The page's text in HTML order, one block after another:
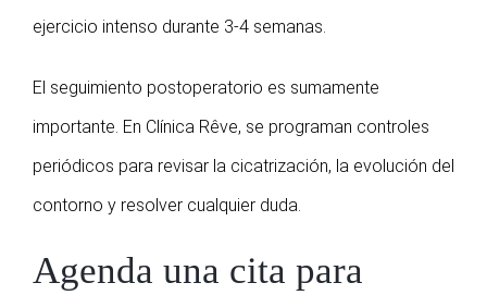
ejercicio intenso durante 3-4 semanas.
El seguimiento postoperatorio es sumamente
importante. En Clínica Rêve, se programan controles
periódicos para revisar la cicatrización, la evolución del
contorno y resolver cualquier duda.
Agenda una cita para